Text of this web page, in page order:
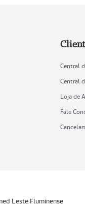
Central
Central
Loja de
Fale
Leste Fluminense